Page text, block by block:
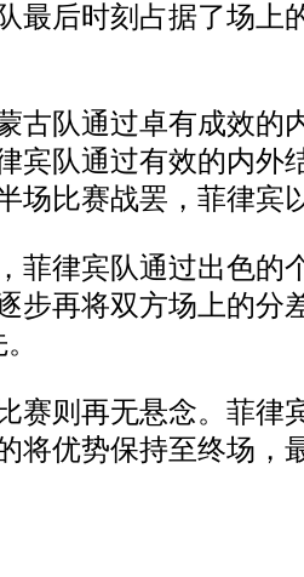
最后时刻占据了场上
队通过卓有成效的
宾队通过有效的内外
场比赛战罢，菲律宾
律宾队通过出色的
步再将双方场上的分
则再无悬念。菲律
将优势保持至终场，